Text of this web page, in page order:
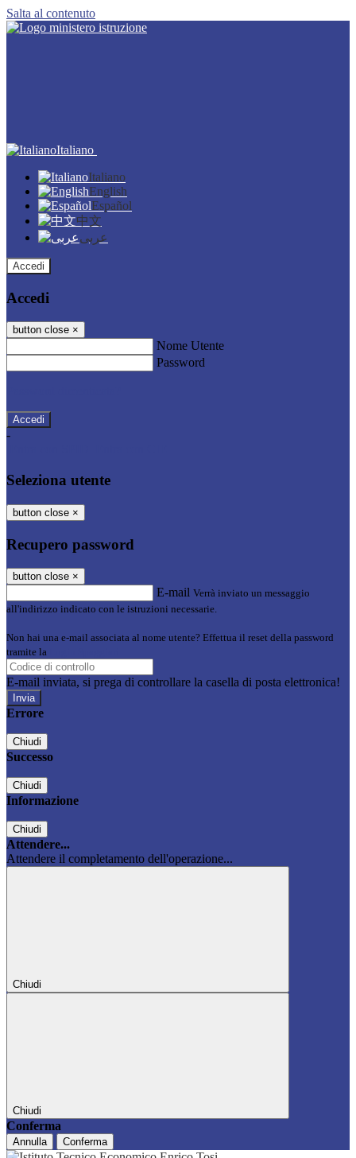
Salta al contenuto
Italiano
Italiano
English
Español
中文
عربى
Accedi
Accedi
button close ×
Nome Utente
Password
-
Seleziona utente
button close ×
Recupero password
button close ×
E-mail Verrà inviato un messaggio
all'indirizzo indicato con le istruzioni necessarie.
Non hai una e-mail associata al nome utente? Effettua il reset della password
tramite la
E-mail inviata, si prega di controllare la casella di posta elettronica!
Errore
Chiudi
Successo
Chiudi
Informazione
Chiudi
Attendere...
Attendere il completamento dell'operazione...
Chiudi
Chiudi
Conferma
Annulla Conferma